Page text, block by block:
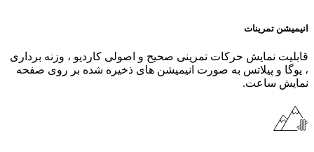
انیمیشن تمرینات
قابلیت نمایش حرکات تمرینی صحیح و اصولی کاردیو ، وزنه برداری
، یوگا و پیلاتس به صورت انیمیشن های ذخیره شده بر روی صفحه
نمایش ساعت.